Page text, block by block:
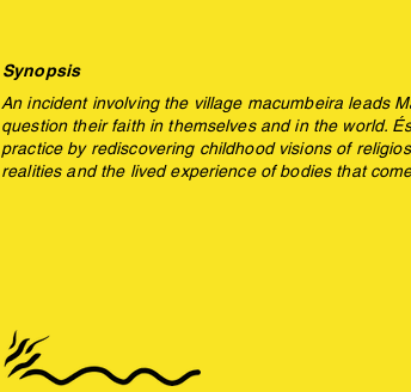
Synopsis
An incident involving the village macumbeira leads
question their faith in themselves and in the world.
practice by rediscovering childhood visions of
realities and the lived experience of bodies that